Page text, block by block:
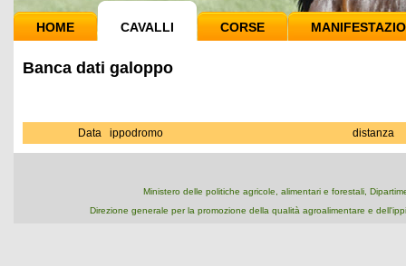
HOME CAVALLI CORSE
Banca dati galoppo
Data ippodromo distanza
Ministero delle politiche agricole, alimentari e forestali,
Direzione generale per la promozione della qualità agroalimentare e